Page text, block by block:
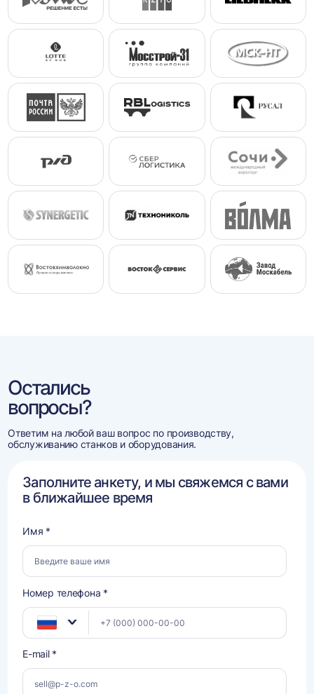
Остались
вопросы?
Ответим на любой ваш вопрос по производству,
обслуживанию станков и оборудования.
Заполните анкету, и мы свяжемся с вами
в ближайшее время
Имя *
Номер телефона *
E-mail *